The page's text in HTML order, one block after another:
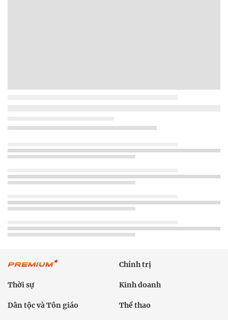
Chính trị
Thời sự Kinh doanh
Dân tộc và Tôn giáo Thể thao